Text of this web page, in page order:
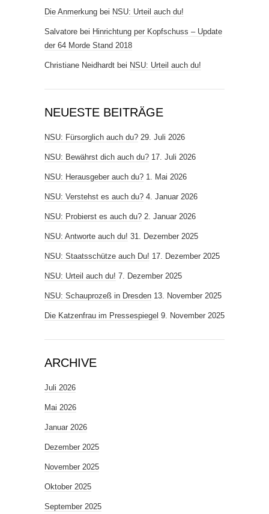
Die Anmerkung bei NSU: Urteil auch du!
Salvatore bei Hinrichtung per Kopfschuss – Update
der 64 Morde Stand 2018
Christiane Neidhardt bei NSU: Urteil auch du!
NEUESTE BEITRÄGE
NSU: Fürsorglich auch du? 29. Juli 2026
NSU: Bewährst dich auch du? 17. Juli 2026
NSU: Herausgeber auch du? 1. Mai 2026
NSU: Verstehst es auch du? 4. Januar 2026
NSU: Probierst es auch du? 2. Januar 2026
NSU: Antworte auch du! 31. Dezember 2025
NSU: Staatsschütze auch Du! 17. Dezember 2025
NSU: Urteil auch du! 7. Dezember 2025
NSU: Schauprozeß in Dresden 13. November 2025
Die Katzenfrau im Pressespiegel 9. November 2025
ARCHIVE
Juli 2026
Mai 2026
Januar 2026
Dezember 2025
November 2025
Oktober 2025
September 2025